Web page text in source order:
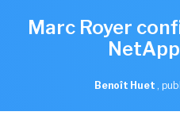
Marc Royer
Benoît Huet ,